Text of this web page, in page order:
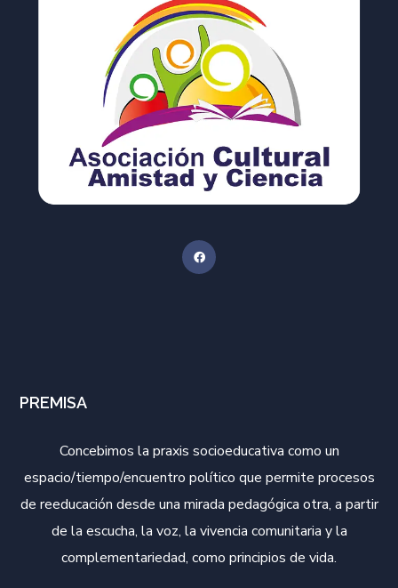
PREMISA
Concebimos la praxis socioeducativa como un
espacio/tiempo/encuentro político que permite procesos
de reeducación desde una mirada pedagógica otra, a partir
de la escucha, la voz, la vivencia comunitaria y la
complementariedad, como principios de vida.